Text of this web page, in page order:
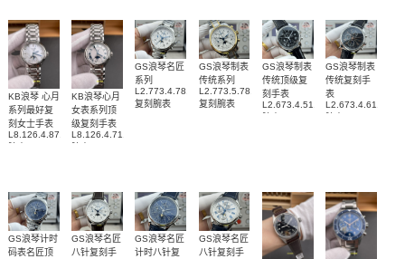
KB浪琴 心月
系列最好复
刻女士手表
L8.126.4.87.6
KB浪琴心月
女表系列顶
级复刻手表
L8.126.4.71.6
GS浪琴名匠
系列
L2.773.4.78.6
复刻腕表
GS浪琴制表
传统系列
L2.773.5.78.7
复刻腕表
GS浪琴制表
传统顶级复
刻手表
L2.673.4.51.7
GS浪琴制表
传统复刻手
表
L2.673.4.61.2
GS浪琴计时
码表名匠顶
GS浪琴名匠
八针复刻手
GS浪琴名匠
计时八针复
GS浪琴名匠
八针复刻手